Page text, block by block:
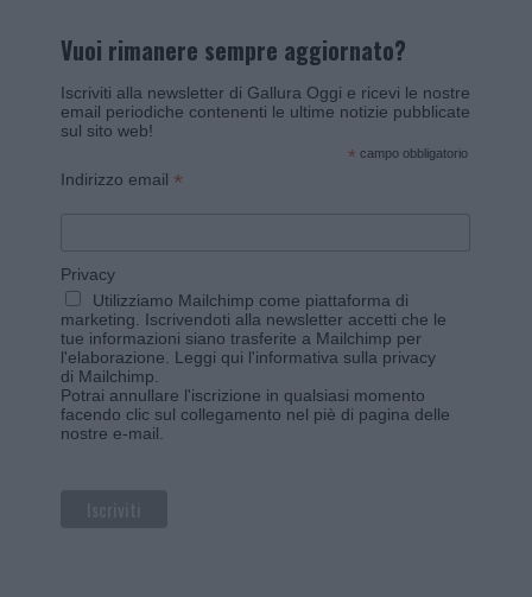
Vuoi rimanere sempre aggiornato?
Iscriviti alla newsletter di Gallura Oggi e ricevi le nostre
email periodiche contenenti le ultime notizie pubblicate
sul sito web!
* campo obbligatorio
Indirizzo email *
Privacy
Utilizziamo Mailchimp come piattaforma di
marketing. Iscrivendoti alla newsletter accetti che le
tue informazioni siano trasferite a Mailchimp per
l'elaborazione. Leggi qui l'informativa sulla privacy
di Mailchimp
Potrai annullare l'iscrizione in qualsiasi momento
facendo clic sul collegamento nel piè di pagina delle
nostre e-mail.